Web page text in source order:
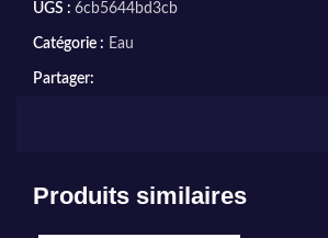
UGS : 6cb5644bd3cb
Catégorie : Eau
Partager:
Produits similaires